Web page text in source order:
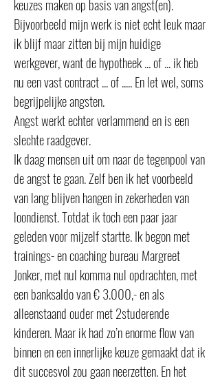
keuzes maken op basis van angst(en).
Bijvoorbeeld mijn werk is niet echt leuk maar
ik blijf maar zitten bij mijn huidige
werkgever, want de hypotheek ... of ... ik heb
nu een vast contract ... of ..... En let wel, soms
begrijpelijke angsten.
Angst werkt echter verlammend en is een
slechte raadgever.
Ik daag mensen uit om naar de tegenpool van
de angst te gaan. Zelf ben ik het voorbeeld
van lang blijven hangen in zekerheden van
loondienst. Totdat ik toch een paar jaar
geleden voor mijzelf startte. Ik begon met
trainings- en coaching bureau Margreet
Jonker, met nul komma nul opdrachten, met
een banksaldo van € 3.000,- en als
alleenstaand ouder met 2studerende
kinderen. Maar ik had zo’n enorme flow van
binnen en een innerlijke keuze gemaakt dat ik
dit succesvol zou gaan neerzetten. En het